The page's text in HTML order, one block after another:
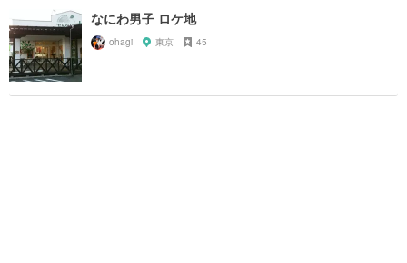
なにわ男子 ロケ地
ohagi 東京 45